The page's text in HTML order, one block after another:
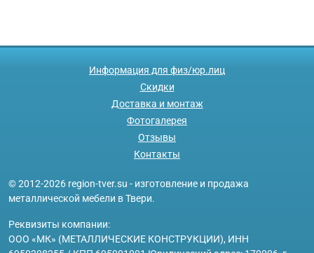
Информация для физ/юр.лиц
Скидки
Доставка и монтаж
Фотогалерея
Отзывы
Контакты
© 2012-2026 region-tver.su - изготовление и продажа
металлической мебели в Твери.
Реквизиты компании:
ООО «МК» (МЕТАЛЛИЧЕСКИЕ КОНСТРУКЦИИ), ИНН